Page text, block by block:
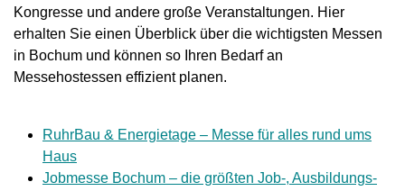
Kongresse und andere große Veranstaltungen. Hier
erhalten Sie einen Überblick über die wichtigsten Messen
in Bochum und können so Ihren Bedarf an
Messehostessen effizient planen.
RuhrBau & Energietage – Messe für alles rund ums
Haus
Jobmesse Bochum – die größten Job-, Ausbildungs-